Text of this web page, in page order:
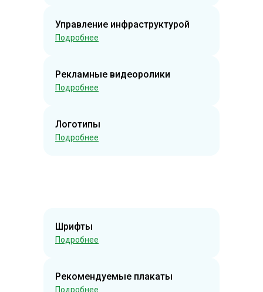
Управление инфраструктурой
Подробнее
Рекламные видеоролики
Подробнее
Логотипы
Подробнее
Шрифты
Подробнее
Рекомендуемые плакаты
Подробнее